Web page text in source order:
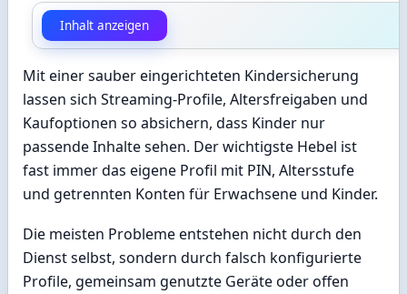
Inhalt anzeigen
Mit einer sauber eingerichteten Kindersicherung
lassen sich Streaming-Profile, Altersfreigaben und
Kaufoptionen so absichern, dass Kinder nur
passende Inhalte sehen. Der wichtigste Hebel ist
fast immer das eigene Profil mit PIN, Altersstufe
und getrennten Konten für Erwachsene und Kinder.
Die meisten Probleme entstehen nicht durch den
Dienst selbst, sondern durch falsch konfigurierte
Profile, gemeinsam genutzte Geräte oder offen